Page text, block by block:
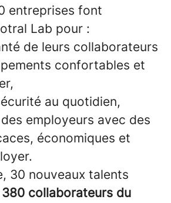
entreprises font
Lab pour :
de leurs collaborateurs
confortables et
au quotidien,
employeurs avec des
économiques et
30 nouveaux talents
380 collaborateurs du